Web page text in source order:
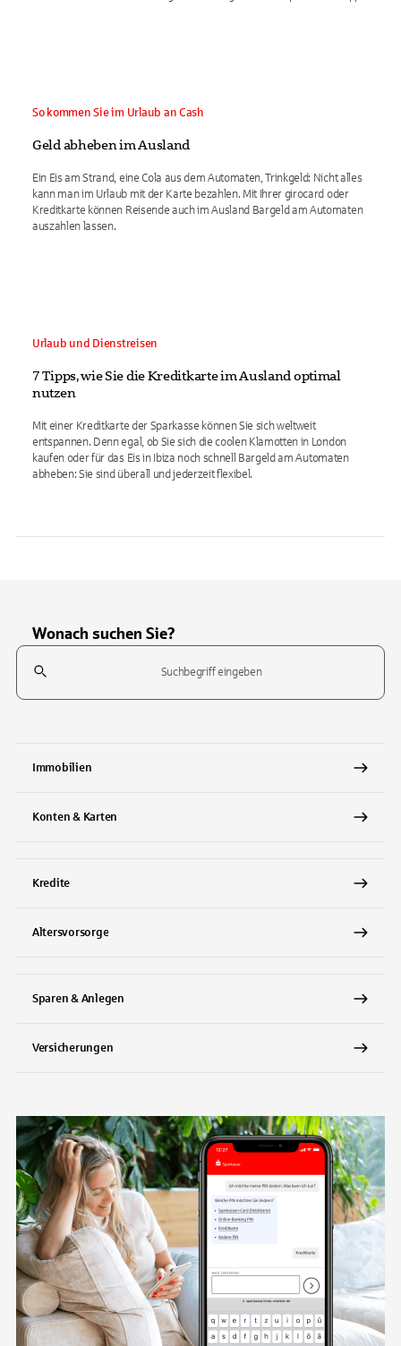
So kommen Sie im Urlaub an Cash
Geld abheben im Ausland
Ein Eis am Strand, eine Cola aus dem Automaten, Trinkgeld: Nicht alles
kann man im Urlaub mit der Karte bezahlen. Mit Ihrer girocard oder
Kreditkarte können Reisende auch im Ausland Bargeld am Automaten
auszahlen lassen.
Urlaub und Dienstreisen
7 Tipps, wie Sie die Kreditkarte im Ausland optimal
nutzen
Mit einer Kreditkarte der Sparkasse können Sie sich weltweit
entspannen. Denn egal, ob Sie sich die coolen Klamotten in London
kaufen oder für das Eis in Ibiza noch schnell Bargeld am Automaten
abheben: Sie sind überall und jederzeit flexibel.
Wonach suchen Sie?
Suchfeld
Immobilien
Konten & Karten
Kredite
Altersvorsorge
Sparen & Anlegen
Versicherungen